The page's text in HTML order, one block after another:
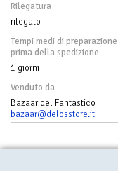
Rilegatura
rilegato
Tempi medi di preparazione
prima della spedizione
1 giorni
Venduto da
Bazaar del Fantastico
bazaar@delosstore.it